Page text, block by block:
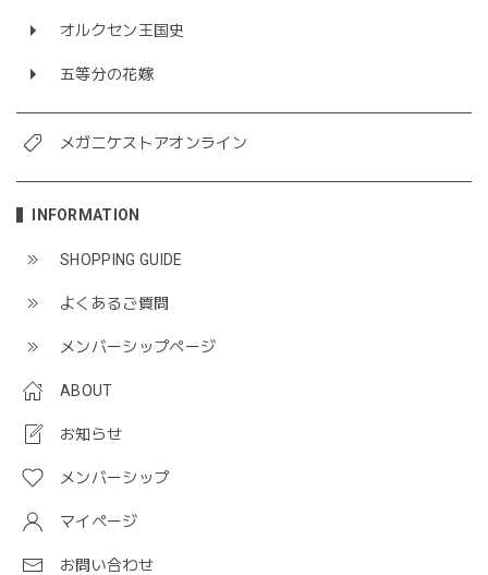
オルクセン王国史
五等分の花嫁
メガニケストアオンライン
INFORMATION
SHOPPING GUIDE
よくあるご質問
メンバーシップページ
ABOUT
お知らせ
メンバーシップ
マイページ
お問い合わせ